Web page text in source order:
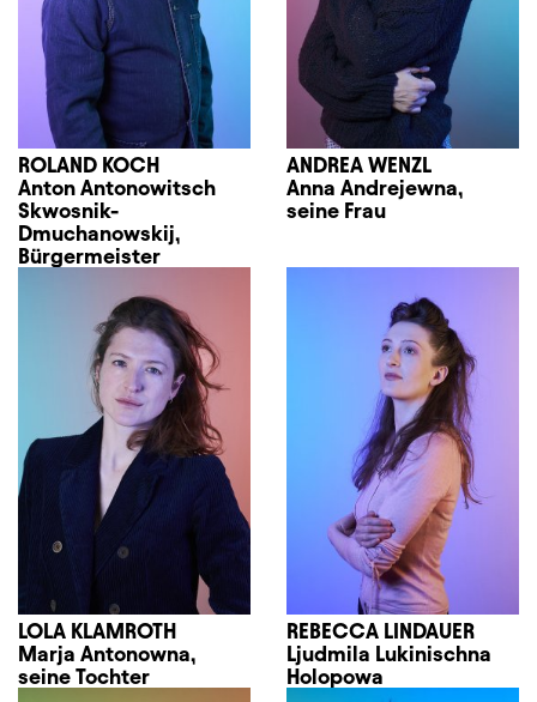
ROLAND KOCH
Anton Antonowitsch
Skwosnik-
Dmuchanowskij,
Bürgermeister
ANDREA WENZL
Anna Andrejewna,
seine Frau
LOLA KLAMROTH
Marja Antonowna,
seine Tochter
REBECCA LINDAUER
Ljudmila Lukinischna
Holopowa